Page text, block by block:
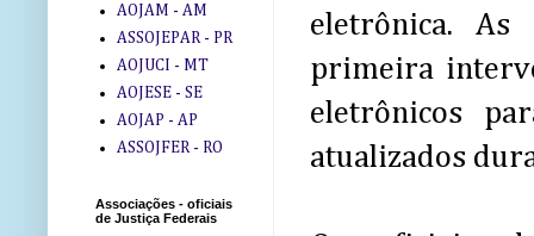
eletrônica.
primeira
eletrônicos
atualizados
AOJAM - AM
ASSOJEPAR - PR
AOJUCI - MT
AOJESE - SE
AOJAP - AP
ASSOJFER - RO
Associações - oficiais
de Justiça Federais